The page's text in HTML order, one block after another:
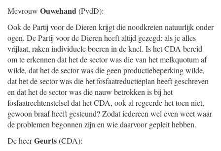
Mevrouw Ouwehand(PvdD):
Ook de Partij voor de Dieren krijgt die noodkreten natuurlijk onder
ogen. De Partij voor de Dieren heeft altijd gezegd: als je alles
vrijlaat, raken individuele boeren in de knel. Is het CDA bereid
om te erkennen dat het de sector was die van het melkquotum af
wilde, dat het de sector was die geen productiebeperking wilde,
dat het de sector was die het fosfaatreductieplan heeft geschreven
en dat het de sector was die nauw betrokken is bij het
fosfaatrechtenstelsel dat het CDA, ook al regeerde het toen niet,
gewoon braaf heeft gesteund? Zodat iedereen wel even weet waar
de problemen begonnen zijn en wie daarvoor gepleit hebben.
De heerGeurts(CDA):